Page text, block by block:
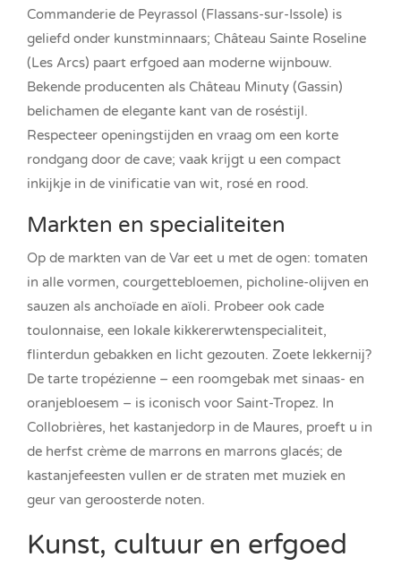
Commanderie de Peyrassol (Flassans-sur-Issole) is
geliefd onder kunstminnaars; Château Sainte Roseline
(Les Arcs) paart erfgoed aan moderne wijnbouw.
Bekende producenten als Château Minuty (Gassin)
belichamen de elegante kant van de roséstijl.
Respecteer openingstijden en vraag om een korte
rondgang door de cave; vaak krijgt u een compact
inkijkje in de vinificatie van wit, rosé en rood.
Markten en specialiteiten
Op de markten van de Var eet u met de ogen: tomaten
in alle vormen, courgettebloemen, picholine-olijven en
sauzen als anchoïade en aïoli. Probeer ook cade
toulonnaise, een lokale kikkererwtenspecialiteit,
flinterdun gebakken en licht gezouten. Zoete lekkernij?
De tarte tropézienne – een roomgebak met sinaas- en
oranjebloesem – is iconisch voor Saint-Tropez. In
Collobrières, het kastanjedorp in de Maures, proeft u in
de herfst crème de marrons en marrons glacés; de
kastanjefeesten vullen er de straten met muziek en
geur van geroosterde noten.
Kunst, cultuur en erfgoed